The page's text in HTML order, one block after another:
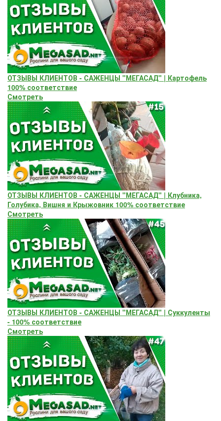
ОТЗЫВЫ КЛИЕНТОВ - САЖЕНЦЫ "МЕГАСАД" | Картофель
100% соответствие
Смотреть
ОТЗЫВЫ КЛИЕНТОВ - САЖЕНЦЫ "МЕГАСАД" | Клубника,
Голубика, Вишня и Крыжовник 100% соответствие
Смотреть
ОТЗЫВЫ КЛИЕНТОВ - САЖЕНЦЫ "МЕГАСАД" | Суккуленты
- 100% соответствие
Смотреть